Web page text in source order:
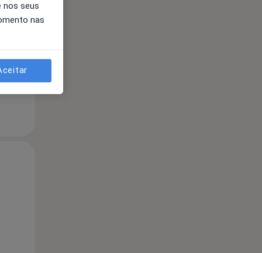
10 Ago
nos seus
nas